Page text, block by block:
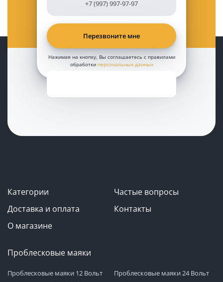
Нажимая на кнопку, Вы соглашаетесь с правилами
обработки персональных данных
Категории
Частые вопросы
Доставка и оплата
Контакты
О магазине
Проблесковые маяки
Проблесковые маяки 12 Вольт
Проблесковые маяки 24 Вольт